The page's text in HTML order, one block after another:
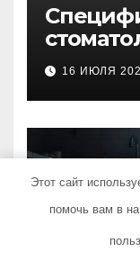
в 16 ИЮЛЯ
Методы
Этот сайт
помочь вам в